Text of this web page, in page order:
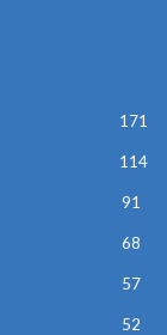
171
114
91
68
57
52